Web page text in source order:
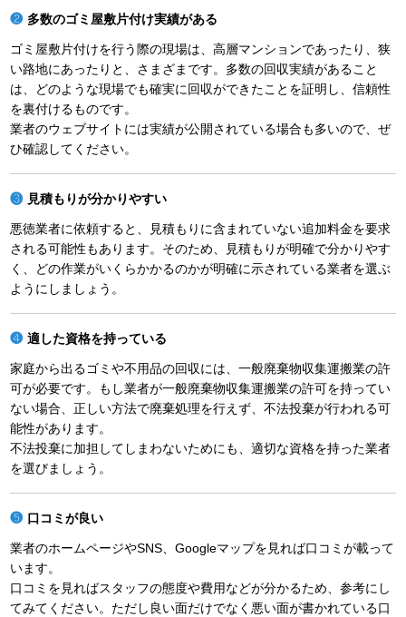
多数のゴミ屋敷片付け実績がある
ゴミ屋敷片付けを行う際の現場は、高層マンションであったり、狭
い路地にあったりと、さまざまです。多数の回収実績があること
は、どのような現場でも確実に回収ができたことを証明し、信頼性
を裏付けるものです。
業者のウェブサイトには実績が公開されている場合も多いので、ぜ
ひ確認してください。
見積もりが分かりやすい
悪徳業者に依頼すると、見積もりに含まれていない追加料金を要求
される可能性もあります。そのため、見積もりが明確で分かりやす
く、どの作業がいくらかかるのかが明確に示されている業者を選ぶ
ようにしましょう。
適した資格を持っている
家庭から出るゴミや不用品の回収には、一般廃棄物収集運搬業の許
可が必要です。もし業者が一般廃棄物収集運搬業の許可を持ってい
ない場合、正しい方法で廃棄処理を行えず、不法投棄が行われる可
能性があります。
不法投棄に加担してしまわないためにも、適切な資格を持った業者
を選びましょう。
口コミが良い
業者のホームページやSNS、Googleマップを見れば口コミが載って
います。
口コミを見ればスタッフの態度や費用などが分かるため、参考にし
てみてください。ただし良い面だけでなく悪い面が書かれている口